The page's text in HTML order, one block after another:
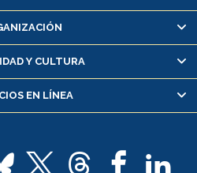
de asignaturas
de notas
médico y dental
y crédito alumnos
Y CULTURA
EN LÍNEA